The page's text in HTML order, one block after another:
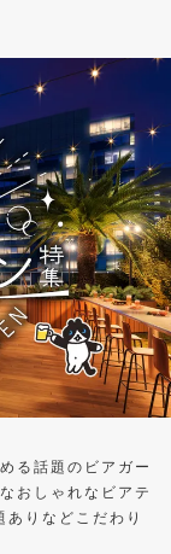
る話題のビアガー
おしゃれなビアテ
りなどこだわり